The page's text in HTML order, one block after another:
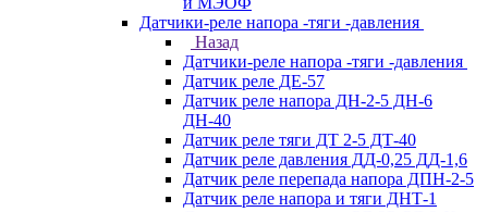
Датчики-реле напора -тяги -давления
Назад
Датчики-реле напора -тяги -давления
Датчик реле ДЕ-57
Датчик реле напора ДН-2-5 ДН-6
ДН-40
Датчик реле тяги ДТ 2-5 ДТ-40
Датчик реле давления ДД-0,25 ДД-1,6
Датчик реле перепада напора ДПН-2-5
Датчик реле напора и тяги ДНТ-1